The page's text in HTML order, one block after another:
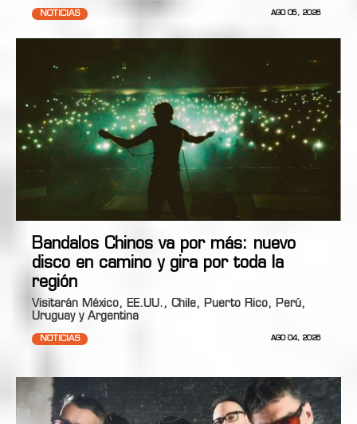
NOTICIAS AGO 05, 2026
Bandalos Chinos va por más: nuevo
disco en camino y gira por toda la
región
Visitarán México, EE.UU., Chile, Puerto Rico, Perú,
Uruguay y Argentina
NOTICIAS AGO 04, 2026